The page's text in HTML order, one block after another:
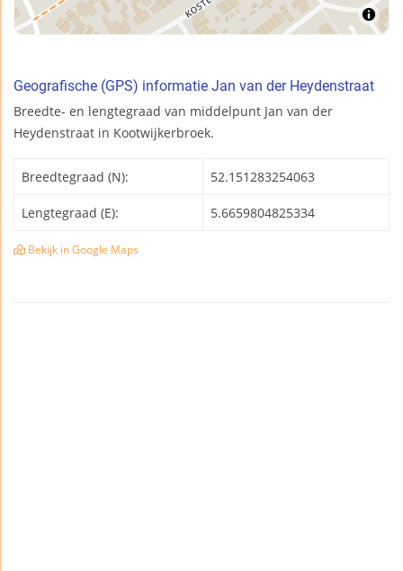
Geografische (GPS) informatie Jan van der Heydenstraat
Breedte- en lengtegraad van middelpunt Jan van der
Heydenstraat in Kootwijkerbroek.
Breedtegraad (N): 52.151283254063
Lengtegraad (E): 5.6659804825334
Bekijk in Google Maps